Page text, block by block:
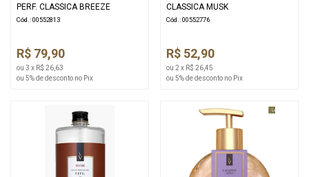
PERF. CLASSICA BREEZE
Cód.: 00552813
R$ 79,90
ou 3 x R$ 26,63
ou 5% de desconto no Pix
CLASSICA MUSK
Cód.: 00552776
R$ 52,90
ou 2 x R$ 26,45
ou 5% de desconto no Pix